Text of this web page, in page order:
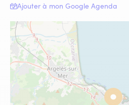
Ajouter à mon Google Agenda